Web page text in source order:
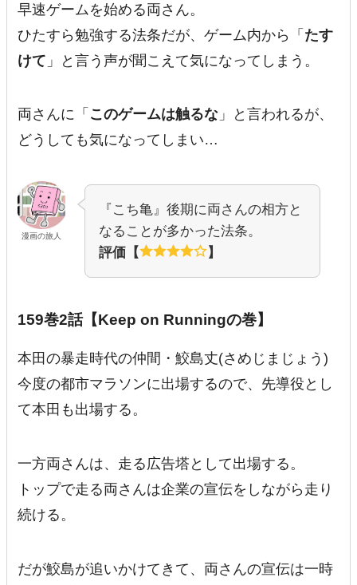
早速ゲームを始める両さん。
ひたすら勉強する法条だが、ゲーム内から「 たす
けて 」と言う声が聞こえて気になってしまう。
両さんに「 このゲームは触るな 」と言われるが、
どうしても気になってしまい…
漫画の旅人
『こち亀』後期に両さんの相方と
なることが多かった法条。
評価【
】
159巻2話【Keep on Runningの巻】
本田の暴走時代の仲間・鮫島丈(さめじまじょう)
今度の都市マラソンに出場するので、先導役とし
て本田も出場する。
一方両さんは、走る広告塔として出場する。
トップで走る両さんは企業の宣伝をしながら走り
続ける。
だが鮫島が追いかけてきて、両さんの宣伝は一時